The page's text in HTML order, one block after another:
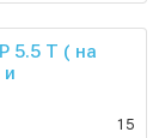
5.5 T ( на
и
15